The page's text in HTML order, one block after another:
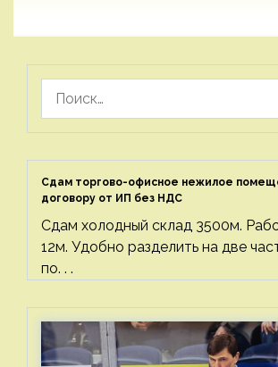
Сдам торгово-офисное нежилое
договору от ИП без НДС
Сдам холодный склад 3500м.
12м. Удобно разделить на две
по. . .